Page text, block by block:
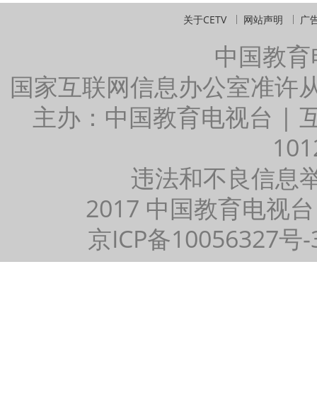
关于CETV 网站声明 广
中国教
国家互联网信息办公室准许
主办：中国教育电视台 |
违法和不良信息
2017 中国教育电视
京ICP备10056327号